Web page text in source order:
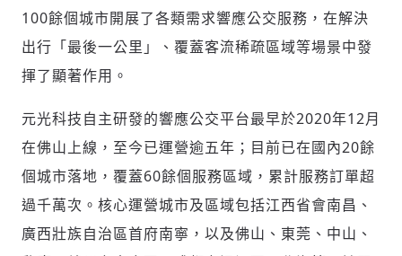
100餘個城市開展了各類需求響應公交服務，在解決
出行「最後一公里」、覆蓋客流稀疏區域等場景中發
揮了顯著作用。
元光科技自主研發的響應公交平台最早於2020年12月
在佛山上線，至今已運營逾五年；目前已在國內20餘
個城市落地，覆蓋60餘個服務區域，累計服務訂單超
過千萬次。核心運營城市及區域包括江西省會南昌、
廣西壯族自治區首府南寧，以及佛山、東莞、中山、